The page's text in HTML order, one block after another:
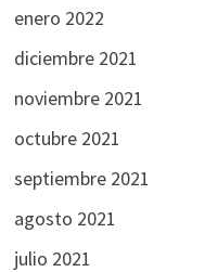
enero 2022
diciembre 2021
noviembre 2021
octubre 2021
septiembre 2021
agosto 2021
julio 2021